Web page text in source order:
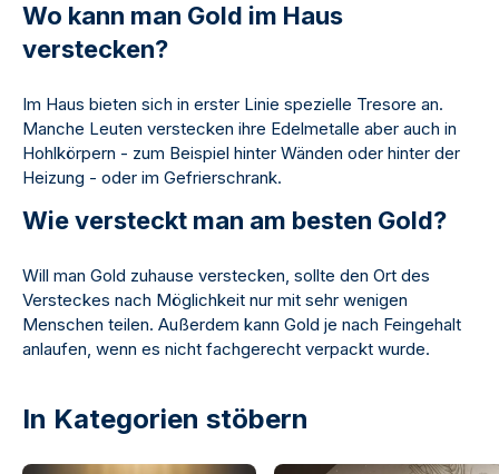
Wo kann man Gold im Haus
verstecken?
Im Haus bieten sich in erster Linie spezielle Tresore an.
Manche Leuten verstecken ihre Edelmetalle aber auch in
Hohlkörpern - zum Beispiel hinter Wänden oder hinter der
Heizung - oder im Gefrierschrank.
Wie versteckt man am besten Gold?
Will man Gold zuhause verstecken, sollte den Ort des
Versteckes nach Möglichkeit nur mit sehr wenigen
Menschen teilen. Außerdem kann Gold je nach Feingehalt
anlaufen, wenn es nicht fachgerecht verpackt wurde.
In Kategorien stöbern